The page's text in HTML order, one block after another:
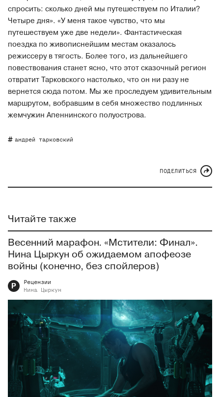
спросить: сколько дней мы путешествуем по Италии?
Четыре дня». «У меня такое чувство, что мы
путешествуем уже две недели». Фантастическая
поездка по живописнейшим местам оказалось
режиссеру в тягость. Более того, из дальнейшего
повествования станет ясно, что этот сказочный регион
отвратит Тарковского настолько, что он ни разу не
вернется сюда потом. Мы же проследуем удивительным
маршрутом, вобравшим в себя множество подлинных
жемчужин Апеннинского полуострова.
андрей тарковский
ПОДЕЛИТЬСЯ
Читайте также
Весенний марафон. «Мстители: Финал».
Нина Цыркун об ожидаемом апофеозе
войны (конечно, без спойлеров)
Р
Рецензии
Нина
Цыркун